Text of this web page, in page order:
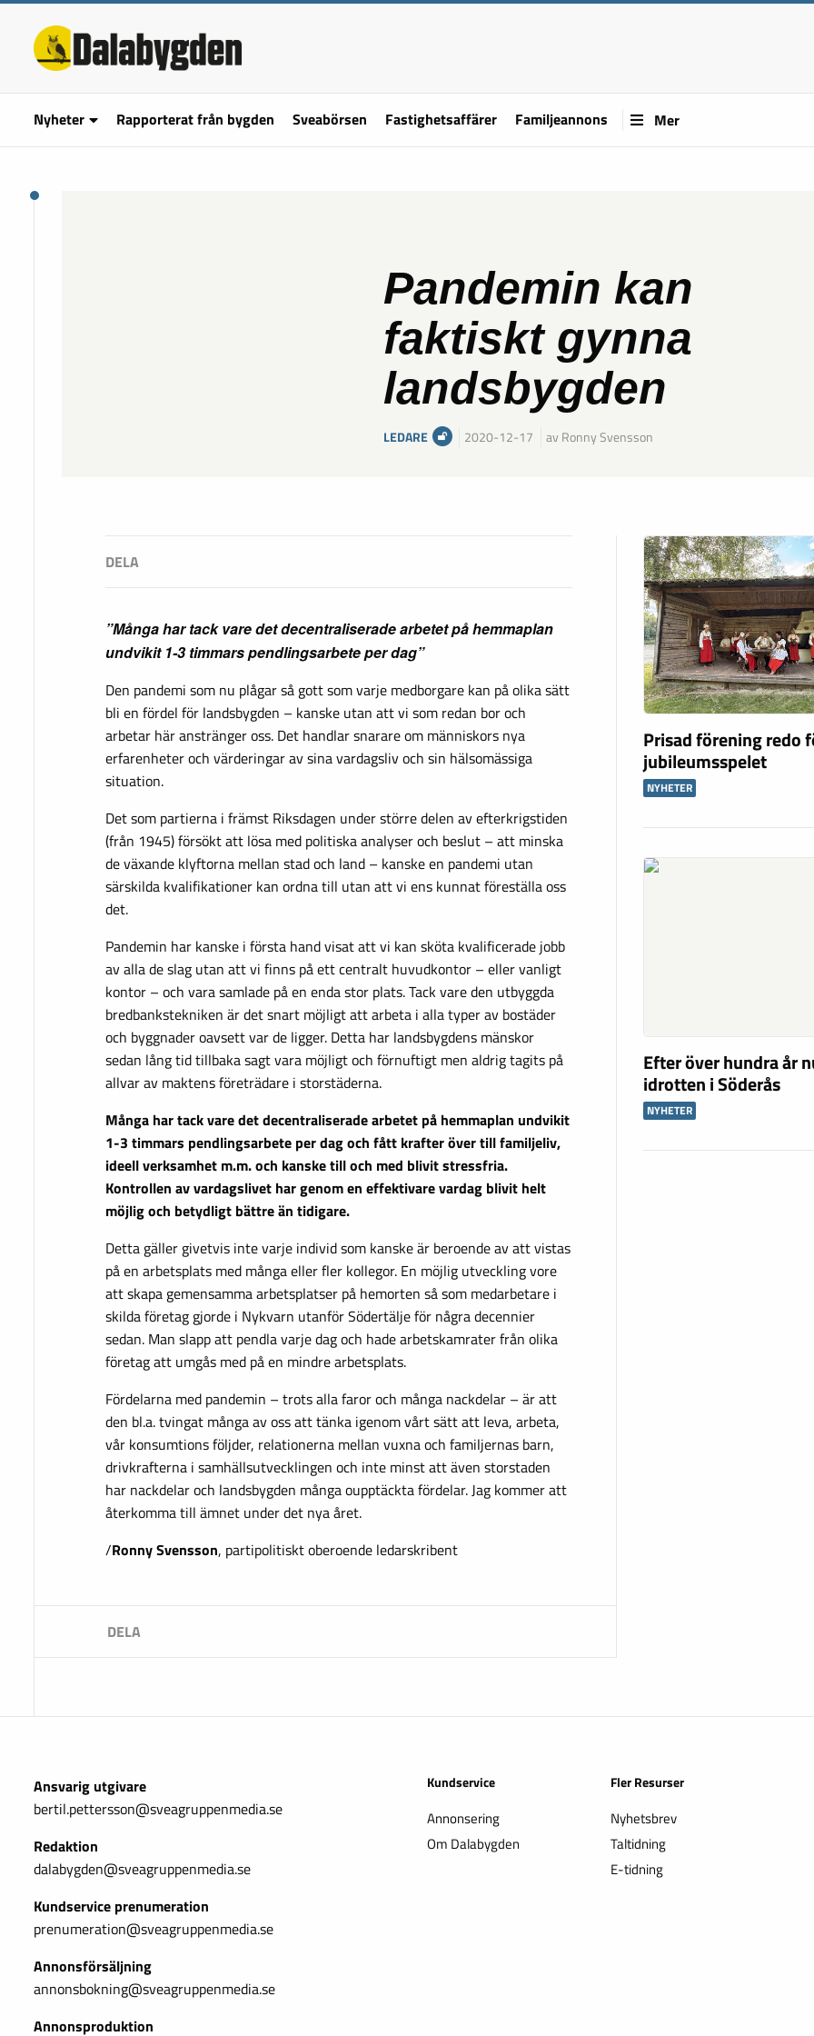
Nyheter Rapporterat från bygden Sveabörsen Fastighetsaffärer Familjeannons Mer
Pandemin kan
faktiskt gynna
landsbygden
LEDARE 2020-12-17 av Ronny Svensson
”Många har tack vare det decentraliserade arbetet på hemmaplan
undvikit 1-3 timmars pendlingsarbete per dag”
Den pandemi som nu plågar så gott som varje medborgare kan på olika sätt
bli en fördel för landsbygden – kanske utan att vi som redan bor och
arbetar här anstränger oss. Det handlar snarare om människors nya
erfarenheter och värderingar av sina vardagsliv och sin hälsomässiga
situation.
Det som partierna i främst Riksdagen under större delen av efterkrigstiden
(från 1945) försökt att lösa med politiska analyser och beslut – att minska
de växande klyftorna mellan stad och land – kanske en pandemi utan
särskilda kvalifikationer kan ordna till utan att vi ens kunnat föreställa oss
det.
Pandemin har kanske i första hand visat att vi kan sköta kvalificerade jobb
av alla de slag utan att vi finns på ett centralt huvudkontor – eller vanligt
kontor – och vara samlade på en enda stor plats. Tack vare den utbyggda
bredbankstekniken är det snart möjligt att arbeta i alla typer av bostäder
och byggnader oavsett var de ligger. Detta har landsbygdens mänskor
sedan lång tid tillbaka sagt vara möjligt och förnuftigt men aldrig tagits på
allvar av maktens företrädare i storstäderna.
Många har tack vare det decentraliserade arbetet på hemmaplan undvikit
1-3 timmars pendlingsarbete per dag och fått krafter över till familjeliv,
ideell verksamhet m.m. och kanske till och med blivit stressfria.
Kontrollen av vardagslivet har genom en effektivare vardag blivit helt
möjlig och betydligt bättre än tidigare.
Detta gäller givetvis inte varje individ som kanske är beroende av att vistas
på en arbetsplats med många eller fler kollegor. En möjlig utveckling vore
att skapa gemensamma arbetsplatser på hemorten så som medarbetare i
skilda företag gjorde i Nykvarn utanför Södertälje för några decennier
sedan. Man slapp att pendla varje dag och hade arbetskamrater från olika
företag att umgås med på en mindre arbetsplats.
Fördelarna med pandemin – trots alla faror och många nackdelar – är att
den bl.a. tvingat många av oss att tänka igenom vårt sätt att leva, arbeta,
vår konsumtions följder, relationerna mellan vuxna och familjernas barn,
drivkrafterna i samhällsutvecklingen och inte minst att även storstaden
har nackdelar och landsbygden många oupptäckta fördelar. Jag kommer att
återkomma till ämnet under det nya året.
/Ronny Svensson, partipolitiskt oberoende ledarskribent
Prisad förening redo
jubileumsspelet
NYHETER
Efter över hundra år
idrotten i Söderås
NYHETER
Ansvarig utgivare
bertil.pettersson@sveagruppenmedia.se
Redaktion
dalabygden@sveagruppenmedia.se
Kundservice prenumeration
prenumeration@sveagruppenmedia.se
Annonsförsäljning
annonsbokning@sveagruppenmedia.se
Annonsproduktion
Kundservice
Annonsering
Om Dalabygden
Fler Resurser
Nyhetsbrev
Taltidning
E-tidning